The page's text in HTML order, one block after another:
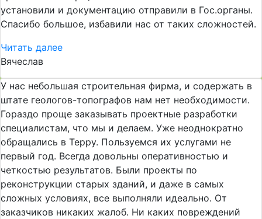
установили и документацию отправили в Гос.органы.
Спасибо большое, избавили нас от таких сложностей.
Читать далее
Вячеслав
У нас небольшая строительная фирма, и содержать в
штате геологов-топографов нам нет необходимости.
Гораздо проще заказывать проектные разработки
специалистам, что мы и делаем. Уже неоднократно
обращались в Терру. Пользуемся их услугами не
первый год. Всегда довольны оперативностью и
четкостью результатов. Были проекты по
реконструкции старых зданий, и даже в самых
сложных условиях, все выполняли идеально. От
заказчиков никаких жалоб. Ни каких повреждений